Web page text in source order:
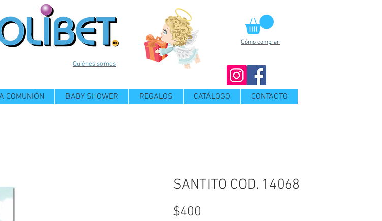
Quiénes somos
Cómo comprar
COMUNIÓN BABY SHOWER REGALOS CATÁLOGO CONTACTO
SANTITO COD. 14068
$400